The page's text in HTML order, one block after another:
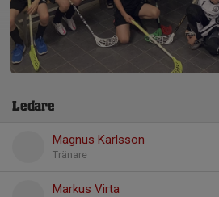
Ledare
Magnus Karlsson
Tränare
Markus Virta